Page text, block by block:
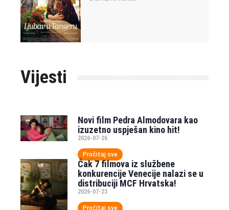
Vijesti
Novi film Pedra Almodovara kao
izuzetno uspješan kino hit!
2026-07-26
Pročitaj sve
Čak 7 filmova iz službene
konkurencije Venecije nalazi se u
distribuciji MCF Hrvatska!
2026-07-23
Pročitaj sve